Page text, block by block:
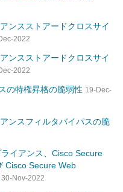
ンスストアードクロスサイ
2022
ンスストアードクロスサイ
2022
の特権昇格の脆弱性 19-Dec-
ンスフィルタバイパスの脆
イアンス、Cisco Secure
Cisco Secure Web
30-Nov-2022